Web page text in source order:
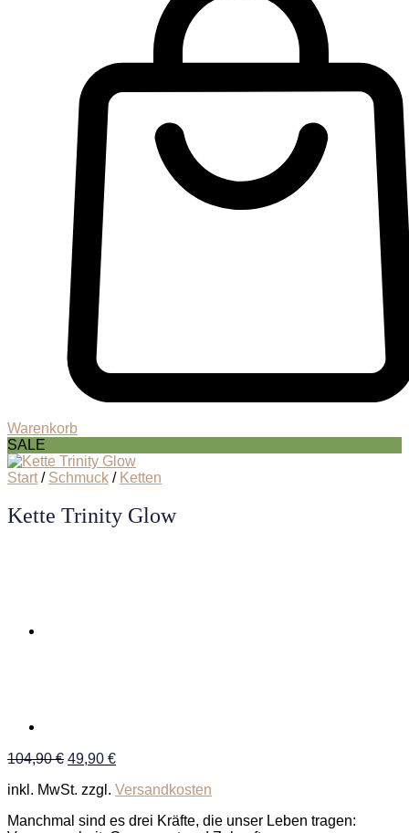
Warenkorb
SALE
Start / Schmuck / Ketten
Kette Trinity Glow
104,90€ Ursprünglicher
war:
49,90 €Aktueller
ist:
inkl. MwSt. zzgl. Versandkosten
Manchmal sind es drei Kräfte, die unser Leben tragen: